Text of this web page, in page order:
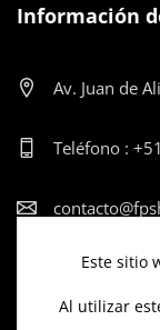
Este sitio
Al utilizar
Información
Av. Juan de
Teléfono :
Lun-Vier: